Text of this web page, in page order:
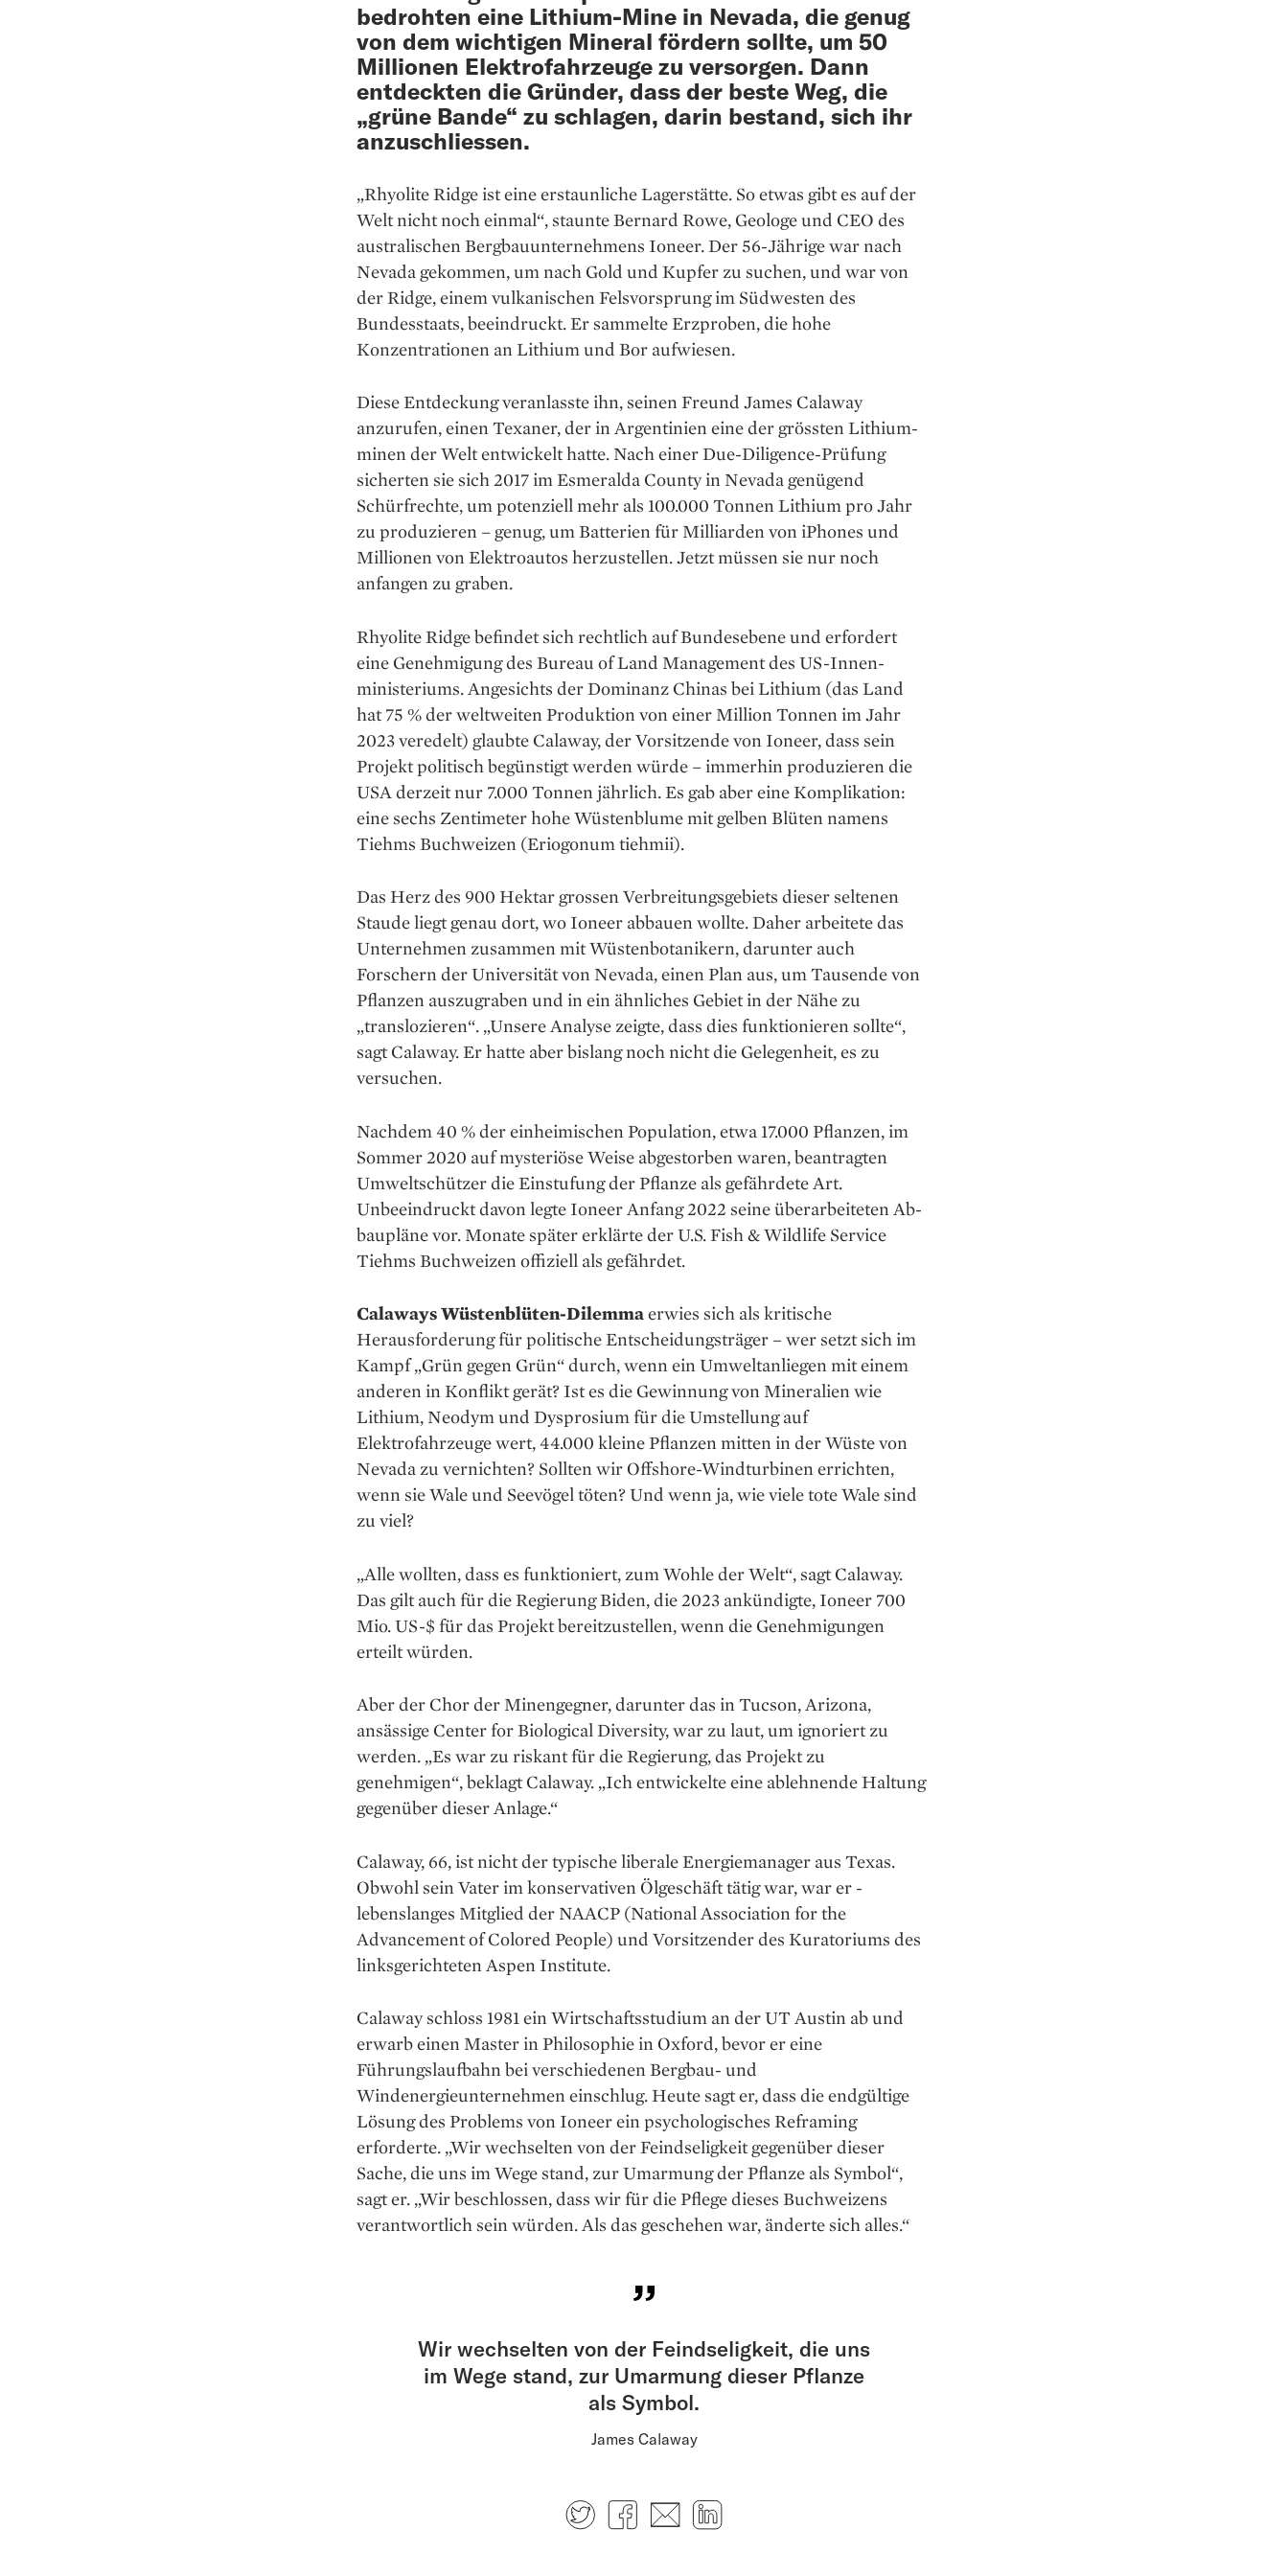
bedrohten eine Lithium-Mine in Nevada, die genug
von dem wichtigen Mineral fördern sollte, um 50
Millionen Elektrofahrzeuge zu versorgen. Dann
entdeckten die Gründer, dass der beste Weg, die
„grüne Bande“ zu schlagen, darin bestand, sich ihr
anzuschliessen.
„Rhyolite Ridge ist eine erstaunliche Lagerstätte. So etwas gibt es auf der
Welt nicht noch einmal“, staunte Bernard Rowe, Geologe und CEO des
australischen Bergbauunternehmens Ioneer. Der 56-Jährige war nach
Nevada gekommen, um nach Gold und Kupfer zu suchen, und war von
der Ridge, ­einem vulkanischen Felsvorsprung im ­Südwesten des
Bundesstaats, beeindruckt. Er sammelte Erzproben, die hohe
Konzentrationen an Lithium und Bor aufwiesen.
Diese Entdeckung veranlasste ihn, seinen Freund James Calaway
anzurufen, einen ­Texaner, der in Argentinien eine der grössten Lithium­
minen der Welt entwickelt hatte. Nach einer Due-Diligence-Prüfung
sicherten sie sich 2017 im Esmeralda County in Nevada genügend
Schürfrechte, um potenziell mehr als 100.000 Tonnen Lithium pro Jahr
zu produzieren – genug, um Batterien für Milliarden von iPhones und
Millionen von Elektroautos herzustellen. Jetzt müssen sie nur noch
anfangen zu graben.
Rhyolite Ridge befindet sich rechtlich auf Bundesebene und erfordert
eine Genehmigung des Bureau of Land Management des US-Innen­
ministeriums. Angesichts der Dominanz ­Chinas bei Lithium (das Land
hat 75 % der weltweiten Produktion von einer Million Tonnen im Jahr
2023 veredelt) glaubte Calaway, der Vorsitzende von Ioneer, dass sein
Projekt politisch begünstigt ­werden würde – immerhin produzieren die
USA derzeit nur 7.000 Tonnen jährlich. Es gab aber eine Komplikation:
eine sechs Zentimeter hohe Wüstenblume mit gelben Blüten namens
Tiehms Buchweizen (Eriogonum tiehmii).
Das Herz des 900 Hektar grossen Ver­breitungsgebiets dieser seltenen
Staude liegt genau dort, wo Ioneer abbauen wollte. ­Daher ­arbeitete das
Unternehmen zusammen mit Wüsten­botanikern, darunter auch
Forschern der ­Universität von Nevada, einen Plan aus, um ­Tausende von
Pflanzen auszugraben und in ein ähnliches ­Gebiet in der Nähe zu
„translozieren“. „Unsere Analyse zeigte, dass dies funktionieren sollte“,
sagt ­Calaway. Er hatte aber bislang noch nicht die Gelegenheit, es zu
versuchen.
Nachdem 40 % der einheimischen Population, etwa 17.000 Pflanzen, im
Sommer 2020 auf mysteriöse Weise abgestorben waren, beantragten
Umweltschützer die Einstufung der Pflanze als gefährdete Art.
Unbeeindruckt davon legte ­Ioneer Anfang 2022 seine überarbeiteten Ab­
baupläne vor. Monate später erklärte der U.S. Fish & Wildlife Service
Tiehms Buchweizen offiziell als gefährdet.
Calaways Wüstenblüten-Dilemma­erwies sich als kritische
Herausforderung für poli­tische Entscheidungsträger – wer setzt sich im
Kampf „Grün gegen Grün“ durch, wenn ein ­Umweltanliegen mit einem
anderen in Konflikt gerät? Ist es die Gewinnung von Mineralien wie
Lithium, Neodym und Dysprosium für die ­Umstellung auf
Elektrofahrzeuge wert, 44.000 kleine Pflanzen mitten in der Wüste von
Nevada zu ­vernichten? Sollten wir Offshore-Wind­tur­binen errichten,
wenn sie Wale und ­Seevögel ­töten? Und wenn ja, wie viele tote Wale sind
zu viel?
„Alle wollten, dass es funktioniert, zum Wohle der Welt“, sagt Calaway.
Das gilt auch für die Regierung Biden, die 2023 ankündigte, Ioneer 700
Mio. US-$ für das Projekt bereitzustellen, wenn die Genehmigungen
erteilt würden.
Aber der Chor der Minengegner, ­darunter das in Tucson, Arizona,
ansässige Center for Biological Diversity, war zu laut, um ignoriert zu
werden. „Es war zu riskant für die Regierung, das Projekt zu
genehmigen“, beklagt Calaway. „Ich entwickelte eine ablehnende Haltung
gegenüber dieser Anlage.“
Calaway, 66, ist nicht der typische ­liberale Energiemanager aus Texas.
Obwohl sein ­Vater im konservativen Ölgeschäft tätig war, war er ­
lebenslanges Mitglied der NAACP (­National ­Association for the
Advancement of Colored ­People) und Vorsitzender des Kuratoriums des
linksgerichteten Aspen Institute.
Calaway schloss 1981 ein Wirtschafts­studium an der UT Austin ab und
erwarb einen ­Master in Philosophie in Oxford, bevor er eine
Führungslaufbahn bei verschiedenen Bergbau- und
Windenergieunternehmen einschlug. Heute sagt er, dass die endgültige
Lösung des Problems von Ioneer ein psychologisches Reframing
erforderte. „Wir wechselten von der Feindseligkeit ­gegenüber dieser
Sache, die uns im Wege stand, zur Umarmung der Pflanze als Symbol“,
sagt er. „Wir beschlossen, dass wir für die Pflege dieses Buchweizens
verantwortlich sein würden. Als das geschehen war, änderte sich alles.“
Wir wechselten von der Feindseligkeit, die uns
im Wege stand, zur Umarmung dieser Pflanze
als Symbol.
James Calaway
TwitterFacebook
E-mail